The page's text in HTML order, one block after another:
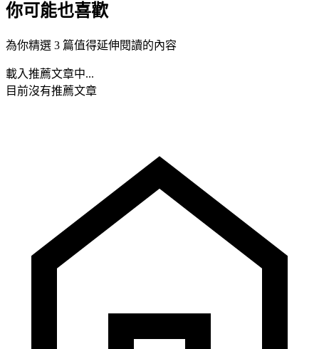
你可能也喜歡
為你精選 3 篇值得延伸閱讀的內容
載入推薦文章中...
目前沒有推薦文章